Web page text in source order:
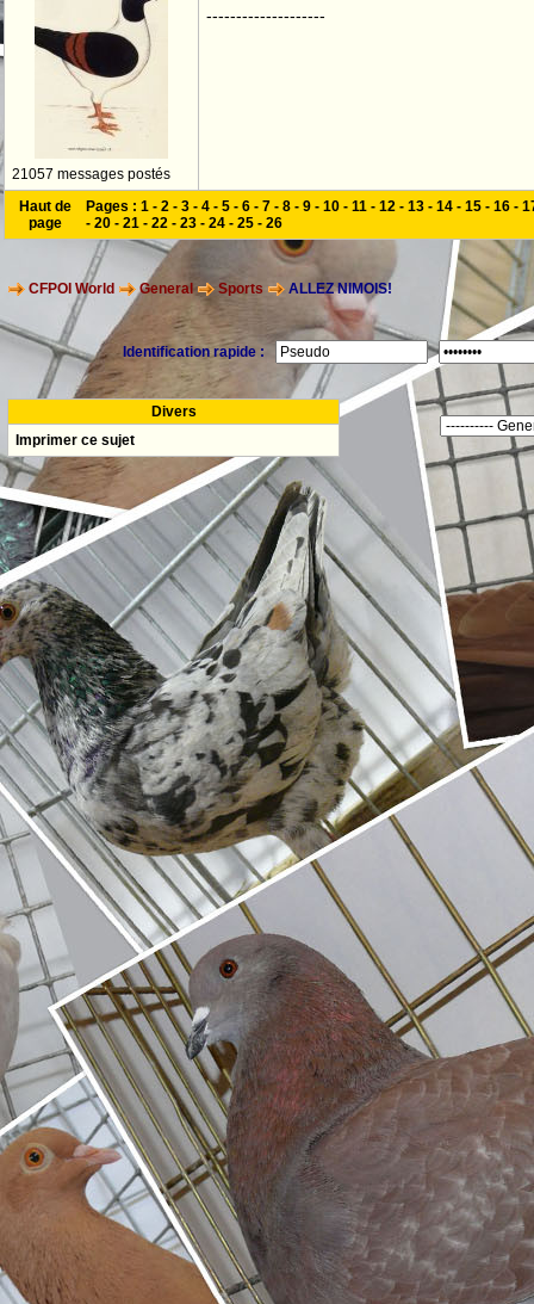
21057 messages postés
--------------------
Haut de
page
Pages : 1 - 2 - 3 - 4 - 5 - 6 - 7 - 8 - 9 - 10 - 11 - 12 - 13 - 14 - 15 - 16 -
- 20 - 21 - 22 - 23 - 24 - 25 - 26
CFPOI World General Sports ALLEZ NIMOIS!
Identification rapide :
Divers
Imprimer ce sujet